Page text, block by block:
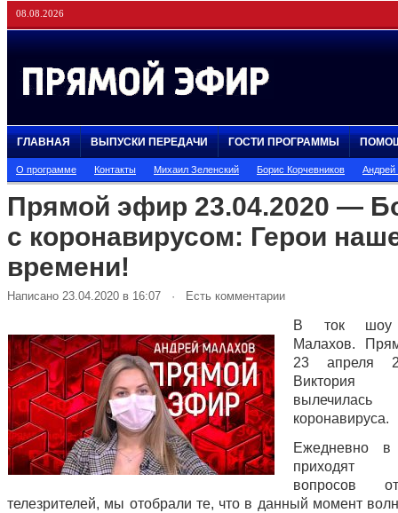
08.08.2026
ГЛАВНАЯ ВЫПУСКИ ПЕРЕДАЧИ ГОСТИ ПРОГРАММЫ
О программе Контакты Михаил Зеленский Борис Корчевников
Прямой эфир 23.04.2020 —
с коронавирусом: Герои
времени!
Написано 23.04.2020 в 16:07 · Есть комментарии
В ток шоу
Малахов.
23 апреля
Виктория
коронавируса.
Ежедневно в
приходят
вопросов
телезрителей, мы отобрали те, что в данный момент